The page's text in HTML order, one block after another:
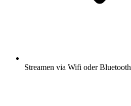
Streamen via Wifi oder Bluetooth